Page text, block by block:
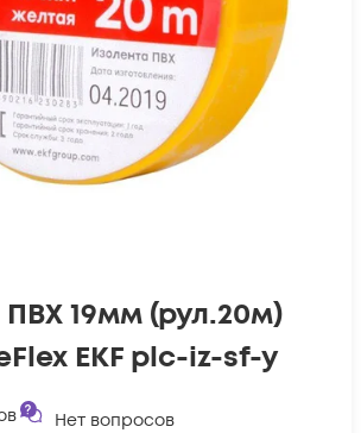
19мм (рул.20м)
EKF plc-iz-sf-y
Нет вопросов